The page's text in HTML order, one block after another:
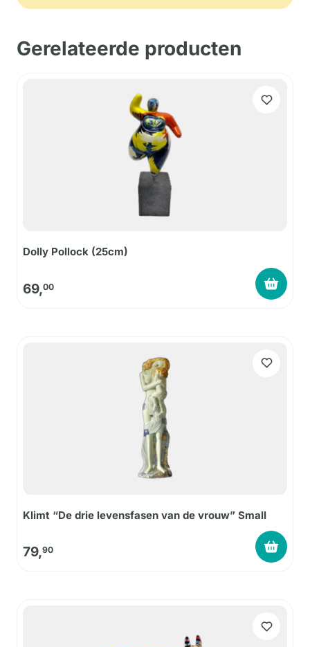
Gerelateerde producten
Dolly Pollock (25cm)
69,00
Klimt “De drie levensfasen van de vrouw” Small
79,90